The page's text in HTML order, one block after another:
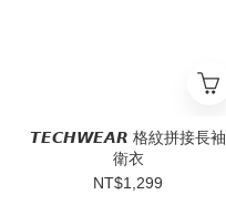
𝙏𝙀𝘾𝙃𝙒𝙀𝘼𝙍 格紋拼接長袖
衛衣
NT$1,299